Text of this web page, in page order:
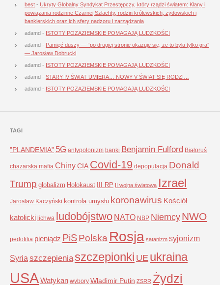
best - Ukryty Globalny Syndykat Przestępczy, który rządzi światem: Klany i
powiązania rodzinne Czarnej Szlachty, rodzin królewskich, żydowskich i
bankierskich oraz ich sfery nadzoru i zarządzania
adamd - ISTOTY POZAZIEMSKIE POMAGAJĄ LUDZKOŚCI
adamd - Pamięć duszy — “po drugiej stronie okazuje się, że to była tylko gra”
— Jarosław Dobrucki
adamd - ISTOTY POZAZIEMSKIE POMAGAJĄ LUDZKOŚCI
adamd - STARY IV ŚWIAT UMIERA… NOWY V ŚWIAT SIĘ RODZI…
adamd - ISTOTY POZAZIEMSKIE POMAGAJĄ LUDZKOŚCI
TAGI
"PLANDEMIA" 5G antypolonizm banki Benjamin Fulford Białoruś
chazarska mafia ChinyCIA Covid-19 depopulacja Donald
Trump globalizm Holokaust III RP II wojna światowa Izrael
Jarosław Kaczyński kontrola umysłu koronawirus Kościół
katolicki lichwa ludobójstwo NATO NBP NiemcyNWO
pedofilia pieniądz PiSPolska Rosja satanizm syjonizm
Syria szczepienia szczepionki UEukraina
USAWatykan wybory Władimir Putin ZSRR Żydzi